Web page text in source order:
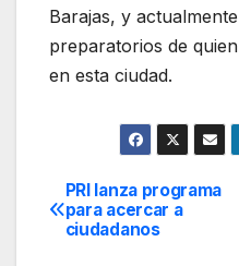
Barajas, y
preparatorios de
en esta ciudad.
Navegación
de
PRI lanza programa
para acercar a
ciudadanos